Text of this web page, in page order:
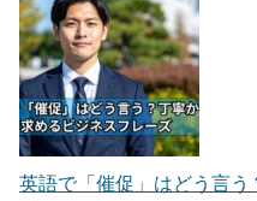
英語で「催促」はどう言